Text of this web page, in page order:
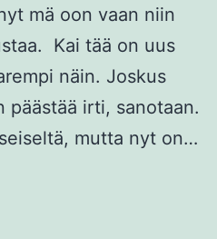
mä oon vaan niin
Kai tää on uus
näin. Joskus
päästää irti, sanotaan.
mutta nyt on…